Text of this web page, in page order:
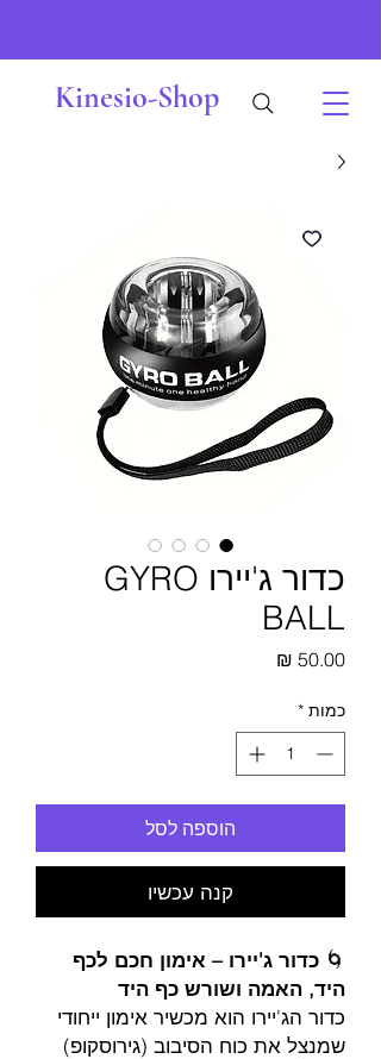
Kinesio-Shop
כדור ג'יירו GYRO
BALL
כמות *
הוספה לסל
קנה עכשיו
🌀 כדור ג'יירו – אימון חכם לכף
היד, האמה ושורש כף היד
כדור הג'יירו הוא מכשיר אימון ייחודי
שמנצל את כוח הסיבוב (גירוסקופ)